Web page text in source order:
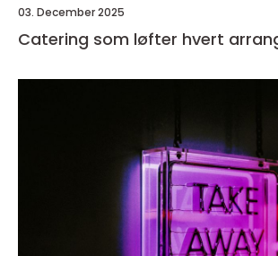
03. December 2025
Catering som løfter hvert